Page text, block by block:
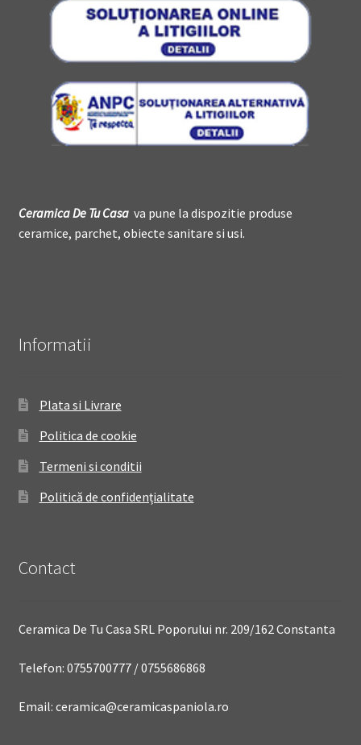
Ceramica DeTu Casava pune la dispozitie produse
ceramice, parchet, obiecte sanitare si usi.
Informatii
Plata si Livrare
Politica de cookie
Termeni si conditii
Politică de confidențialitate
Contact
Ceramica De Tu Casa SRL Poporului nr. 209/162 Constanta
Telefon: 0755700777 / 0755686868
Email: ceramica@ceramicaspaniola.ro